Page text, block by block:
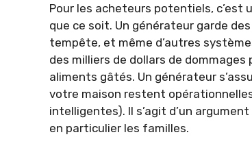
Pour les acheteurs potentiels, c’est
que ce soit. Un générateur garde
tempête, et même d’autres
des milliers de dollars de
aliments gâtés. Un générateur
votre maison restent
intelligentes). Il s’agit d’un
en particulier les familles.